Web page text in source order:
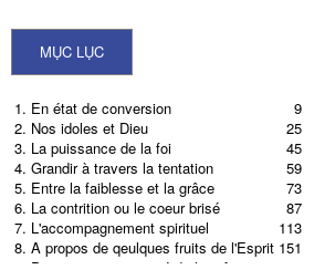
MỤC LỤC
1. En état de conversion
9
2. Nos idoles et Dieu
25
3. La puissance de la foi
45
4. Grandir à travers la tentation
59
5. Entre la faiblesse et la grâce
73
6. La contrition ou le coeur brisé
87
7. L'accompagnement spirituel
113
8. A propos de qeulques fruits de l'Esprit 151
9. Prier : resprirer au gré de la grâce